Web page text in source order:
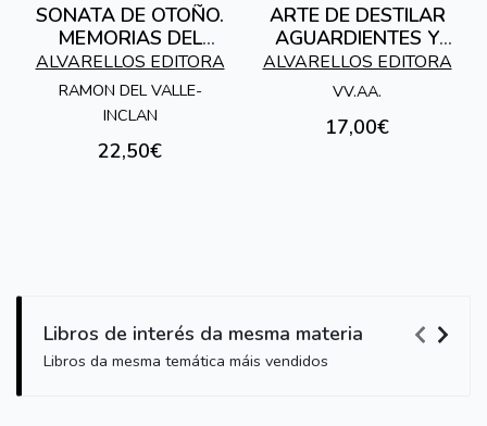
SONATA DE OTOÑO.
MEMORIAS DEL
MARQUES DE
BRADOMIN
ALVARELLOS EDITORA
RAMON DEL VALLE-
INCLAN
22,50€
ARTE DE DESTILAR
AGUARDIENTES Y
LICORES
ALVARELLOS EDITORA
VV.AA.
17,00€
Libros de interés da mesma materia
Libros da mesma temática máis vendidos